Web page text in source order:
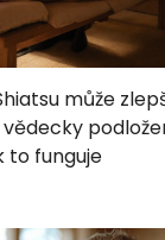
může
to funguje